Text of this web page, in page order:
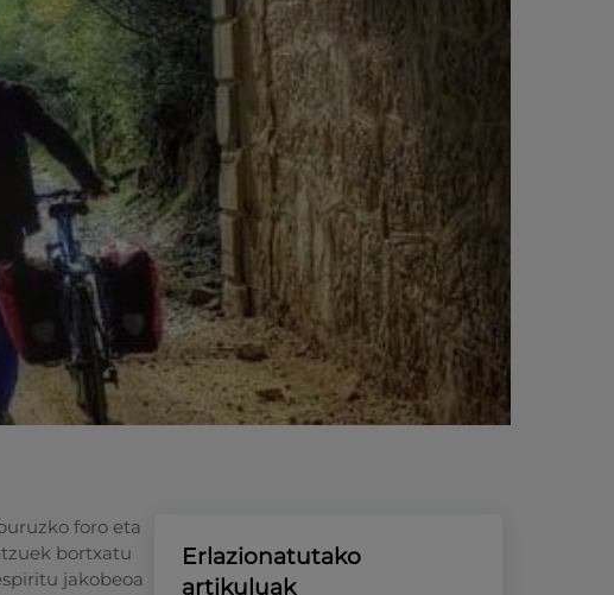
foro eta
bortxatu
jakobeoa
Erlazionatutako
artikuluak